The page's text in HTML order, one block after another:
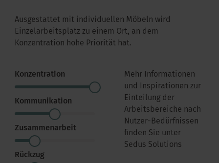
Ausgestattet mit individuellen Möbeln wird
Einzelarbeitsplatz zu einem Ort, an dem
Konzentration hohe Priorität hat.
Konzentration
Kommunikation
Zusammenarbeit
Rückzug
Mehr Informationen
und Inspirationen zur
Einteilung der
Arbeitsbereiche nach
Nutzer-Bedürfnissen
finden Sie unter
Sedus Solutions